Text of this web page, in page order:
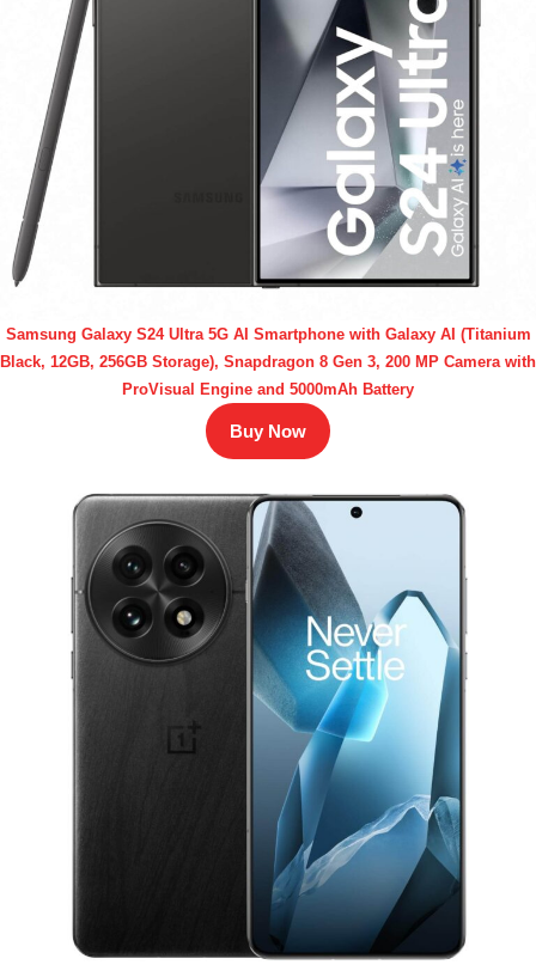
Samsung Galaxy S24 Ultra 5G AI Smartphone with Galaxy AI (Titanium
Black, 12GB, 256GB Storage), Snapdragon 8 Gen 3, 200 MP Camera with
ProVisual Engine and 5000mAh Battery
Buy Now